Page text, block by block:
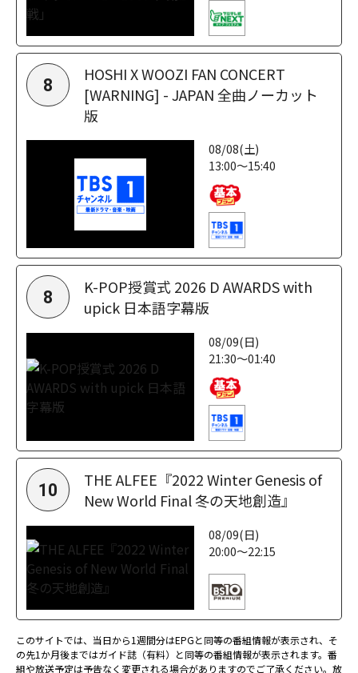
8
HOSHI X WOOZI FAN CONCERT
[WARNING] - JAPAN 全曲ノーカット
版
08/08(土)
13:00～15:40
8
K-POP授賞式 2026 D AWARDS with
upick 日本語字幕版
08/09(日)
21:30～01:40
10
THE ALFEE『2022 Winter Genesis of
New World Final 冬の天地創造』
08/09(日)
20:00～22:15
このサイトでは、当日から1週間分はEPGと同等の番組情報が表示され、そ
の先1か月後まではガイド誌（有料）と同等の番組情報が表示されます。番
組や放送予定は予告なく変更される場合がありますのでご了承ください。放